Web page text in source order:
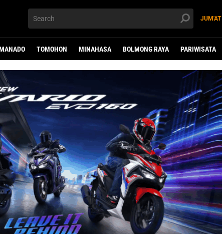
JUM'AT
TOMOHON MINAHASA BOLMONG RAYA PARIWISATA